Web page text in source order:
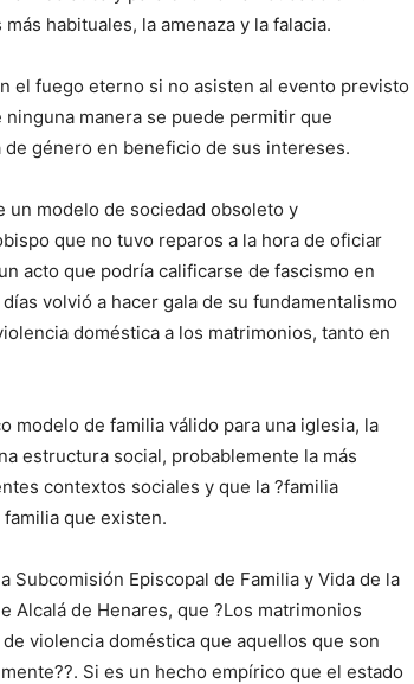
habituales, la amenaza y la falacia.
el fuego eterno si no asisten al evento previsto
manera se puede permitir que
género en beneficio de sus intereses.
un modelo de sociedad obsoleto y
que no tuvo reparos a la hora de oficiar
acto que podría calificarse de fascismo en
volvió a hacer gala de su fundamentalismo
doméstica a los matrimonios, tanto en
modelo de familia válido para una iglesia, la
estructura social, probablemente la más
contextos sociales y que la ?familia
que existen.
Subcomisión Episcopal de Familia y Vida de la
Alcalá de Henares, que ?Los matrimonios
violencia doméstica que aquellos que son
Si es un hecho empírico que el estado